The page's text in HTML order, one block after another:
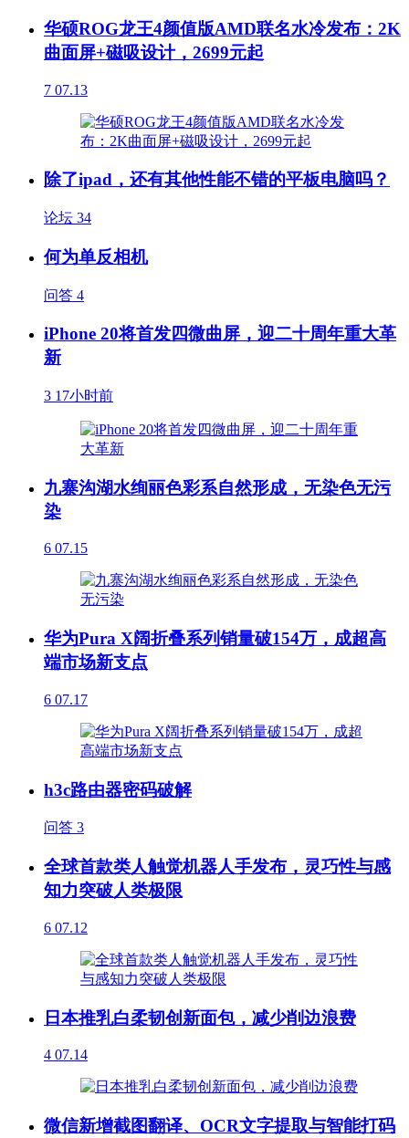
华硕ROG龙王4颜值版AMD联名水冷发布：2K
曲面屏+磁吸设计，2699元起
7 07.13
除了ipad，还有其他性能不错的平板电脑吗？
论坛 34
何为单反相机
问答 4
iPhone 20将首发四微曲屏，迎二十周年重大革
新
3 17小时前
九寨沟湖水绚丽色彩系自然形成，无染色无污
染
6 07.15
华为Pura X阔折叠系列销量破154万，成超高
端市场新支点
6 07.17
h3c路由器密码破解
问答 3
全球首款类人触觉机器人手发布，灵巧性与感
知力突破人类极限
6 07.12
日本推乳白柔韧创新面包，减少削边浪费
4 07.14
微信新增截图翻译、OCR文字提取与智能打码